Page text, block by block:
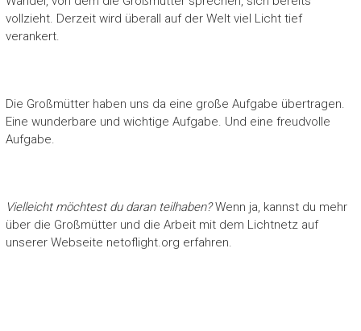
vollzieht. Derzeit wird überall auf der Welt viel Licht tief
verankert.
Die Großmütter haben uns da eine große Aufgabe übertragen.
Eine wunderbare und wichtige Aufgabe. Und eine freudvolle
Aufgabe.
Vielleicht möchtest du daran teilhaben?Wenn ja, kannst du mehr
über die Großmütter und die Arbeit mit dem Lichtnetz auf
unserer Webseite netoflight.org erfahren.